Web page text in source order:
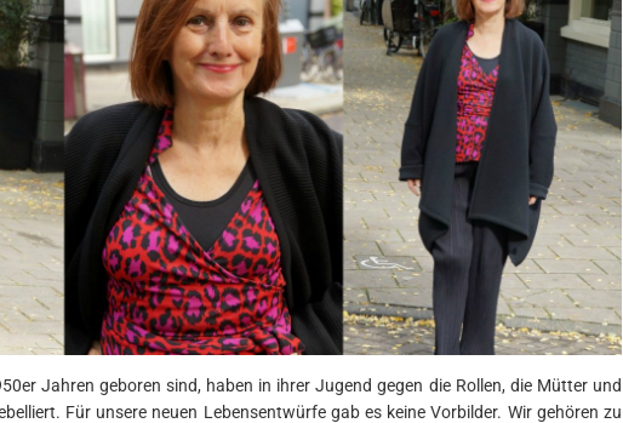
Jahren geboren sind, haben in ihrer Jugend gegen die Rollen, die Mütter und
Für unsere neuen Lebensentwürfe gab es keine Vorbilder. Wir gehören zu